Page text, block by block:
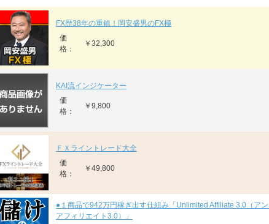
FX歴38年の重鎮！岡安盛男のFX極
価
格：
￥32,300
KAI流インジケーター
価
格：
￥9,800
ＦＸライントレード大全
価
格：
￥49,800
●１商品で942万円稼ぎ出す仕組み「Unlimited Affiliate 3.0（ア
アフィリエイト3.0）」